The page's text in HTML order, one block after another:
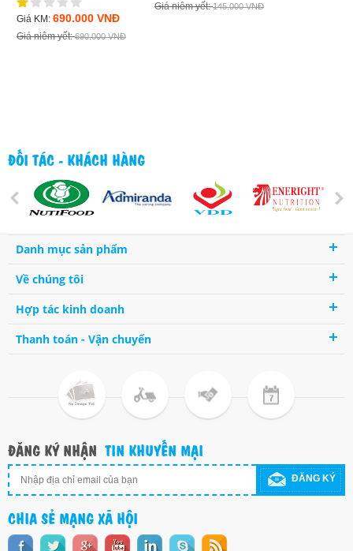
Giá KM: 690.000 VNĐ
Giá niêm yết:690.000 VNĐ
Giá niêm yết:145.000 VNĐ
ĐỐI TÁC - KHÁCH HÀNG
Danh mục sản phẩm
Về chúng tôi
Hợp tác kinh doanh
Thanh toán - Vận chuyển
ĐĂNG KÝ NHẬN TIN KHUYẾN MẠI
ĐĂNG KÝ
CHIA SẺ MẠNG XÃ HỘI